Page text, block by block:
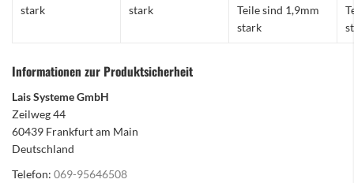
stark
stark
Teile sind 1,9mm
stark
Informationen zur Produktsicherheit
Lais Systeme GmbH
Zeilweg 44
60439 Frankfurt am Main
Deutschland
Telefon: 069-95646508